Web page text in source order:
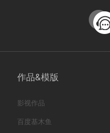
作品&模版
影视作品
百度基木鱼